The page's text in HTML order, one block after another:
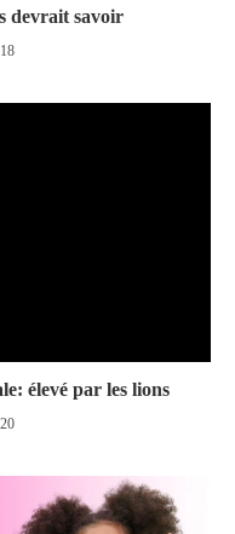
devrait savoir
élevé par les lions